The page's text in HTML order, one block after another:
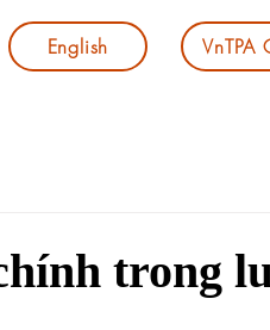
English VnTPA
trong